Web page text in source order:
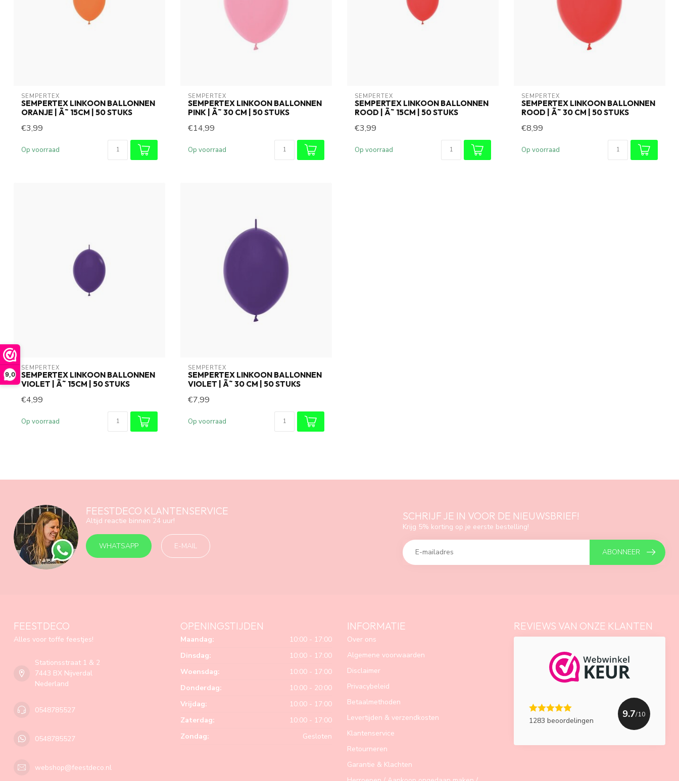
9,0
SEMPERTEX
SEMPERTEX LINKOON BALLONNEN
ORANJE | Ã˜ 15CM | 50 STUKS
€3,99
Op voorraad
SEMPERTEX
SEMPERTEX LINKOON BALLONNEN
PINK | Ã˜ 30 CM | 50 STUKS
€14,99
Op voorraad
SEMPERTEX
SEMPERTEX LINKOON BALLONNEN
ROOD | Ã˜ 15CM | 50 STUKS
€3,99
Op voorraad
SEMPERTEX
SEMPERTEX LINKOON BALLONNEN
ROOD | Ã˜ 30 CM | 50 STUKS
€8,99
Op voorraad
SEMPERTEX
SEMPERTEX LINKOON BALLONNEN
VIOLET | Ã˜ 15CM | 50 STUKS
€4,99
Op voorraad
SEMPERTEX
SEMPERTEX LINKOON BALLONNEN
VIOLET | Ã˜ 30 CM | 50 STUKS
€7,99
Op voorraad
FEESTDECO KLANTENSERVICE
Altijd reactie binnen 24 uur!
WHATSAPP E-MAIL
SCHRIJF JE IN VOOR DE NIEUWSBRIEF!
Krijg 5% korting op je eerste bestelling!
ABONNEER
FEESTDECO
Alles voor toffe feestjes!
Stationsstraat 1 & 2
7443 BX Nijverdal
Nederland
0548785527
0548785527
webshop@feestdeco.nl
OPENINGSTIJDEN
Maandag:
10:00 - 17:00
Dinsdag:
10:00 - 17:00
Woensdag:
10:00 - 17:00
Donderdag:
10:00 - 20:00
Vrijdag:
10:00 - 17:00
Zaterdag:
10:00 - 17:00
Zondag:
Gesloten
INFORMATIE
Over ons
Algemene voorwaarden
Disclaimer
Privacybeleid
Betaalmethoden
Levertijden & verzendkosten
Klantenservice
Retourneren
Garantie & Klachten
REVIEWS VAN ONZE KLANTEN
1283 beoordelingen
9.7/10